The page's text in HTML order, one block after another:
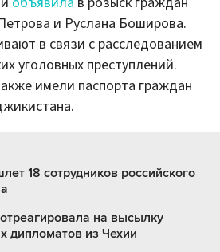
и Руслана Боширова.
в связи с расследованием
уголовных преступлений.
имели паспорта граждан
18 сотрудников российского
на высылку
дипломатов из Чехии